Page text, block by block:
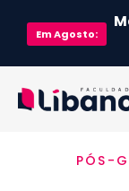
EmAgosto:
EmentaPÓS-